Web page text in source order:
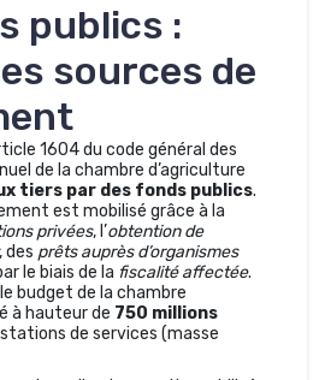
publics :
sources de
1604 du code général des
de la chambre d’agriculture
tiers par des fonds publics.
est mobilisé grâce à la
privées, l’obtention de
, des prêts auprès d’organismes
le biais de la fiscalité affectée.
budget de la chambre
à hauteur de 750 millions
de services (masse